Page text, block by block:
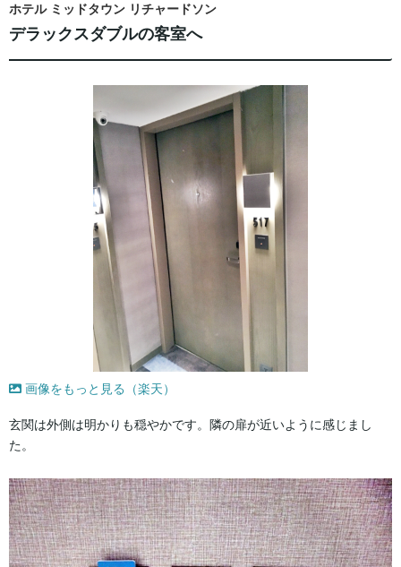
ホテル ミッドタウン リチャードソン
デラックスダブルの客室へ
画像をもっと見る（楽天）
玄関は外側は明かりも穏やかです。隣の扉が近いように感じまし
た。